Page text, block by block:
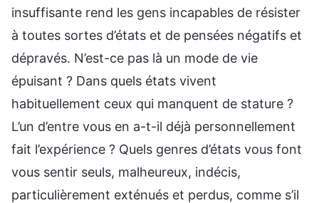
insuffisante rend les gens incapables de résister
à toutes sortes d’états et de pensées négatifs et
dépravés. N’est-ce pas là un mode de vie
épuisant ? Dans quels états vivent
habituellement ceux qui manquent de stature ?
L’un d’entre vous en a-t-il déjà personnellement
fait l’expérience ? Quels genres d’états vous font
vous sentir seuls, malheureux, indécis,
particulièrement exténués et perdus, comme s’il